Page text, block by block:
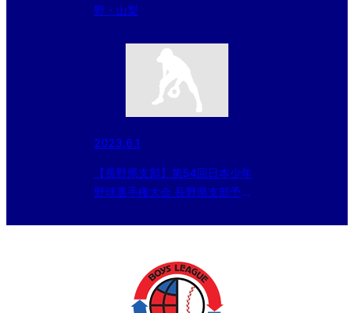
野・山梨
2023.6.1
【長野県支部】第54回日本少年
野球選手権大会 長野県支部予選